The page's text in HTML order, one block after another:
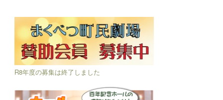
R8年度の募集は終了しました